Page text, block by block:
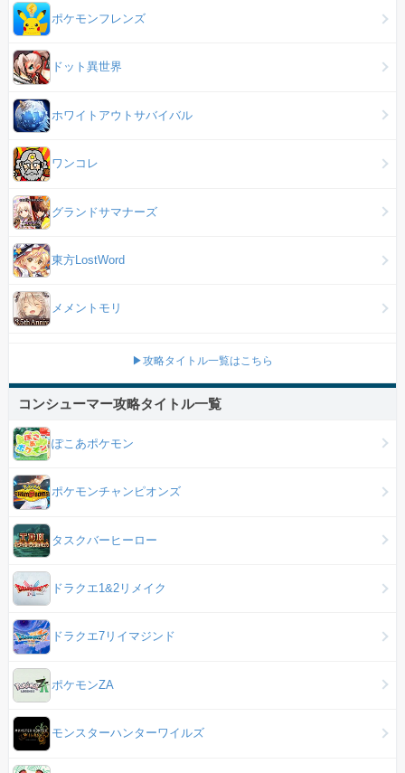
ポケモンフレンズ
ドット異世界
ホワイトアウトサバイバル
ワンコレ
グランドサマナーズ
東方LostWord
メメントモリ
▶攻略タイトル一覧はこちら
コンシューマー攻略タイトル一覧
ぽこあポケモン
ポケモンチャンピオンズ
タスクバーヒーロー
ドラクエ1&2リメイク
ドラクエ7リイマジンド
ポケモンZA
モンスターハンターワイルズ